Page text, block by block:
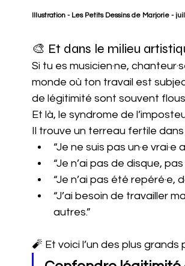
Illustration - Les Petits Dessins de Marjorie -
🎨 Et dans le milieu
Si tu es musicien·ne,
monde où ton travail est
de légitimité sont souvent
Et là, le syndrome de
Il trouve un terreau fertile
“Je ne suis pas un·e
“Je n’ai pas de disque,
“Je n’ai pas été repéré·e,
“J’ai besoin de travailler
autres.”
🧨 Et voici l’un des plus